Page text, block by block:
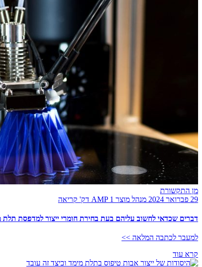
מן התקשורת
29 פברואר 2024
מנהל מוצר AMP 1 דק' קריאה
דברים שכדאי לחשוב עליהם בעת בחירת חומרי ייצור למדפסת תלת
למעבר לכתבה המלאה >>
קרא עוד